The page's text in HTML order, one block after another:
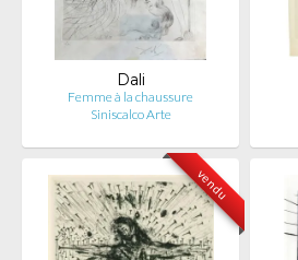
Dali
Femme à la chaussure
Siniscalco Arte
vendu